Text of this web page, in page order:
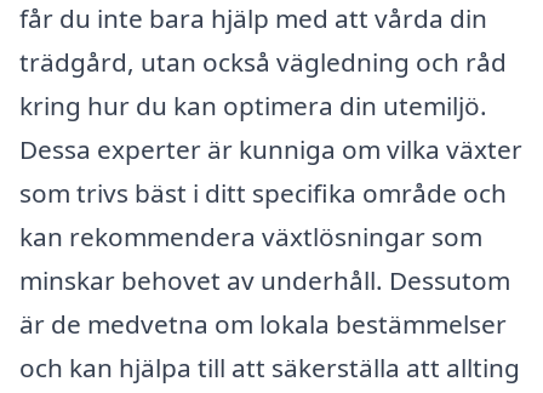
får du inte bara hjälp med att vårda din
trädgård, utan också vägledning och råd
kring hur du kan optimera din utemiljö.
Dessa experter är kunniga om vilka växter
som trivs bäst i ditt specifika område och
kan rekommendera växtlösningar som
minskar behovet av underhåll. Dessutom
är de medvetna om lokala bestämmelser
och kan hjälpa till att säkerställa att allting